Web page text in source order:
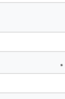
*